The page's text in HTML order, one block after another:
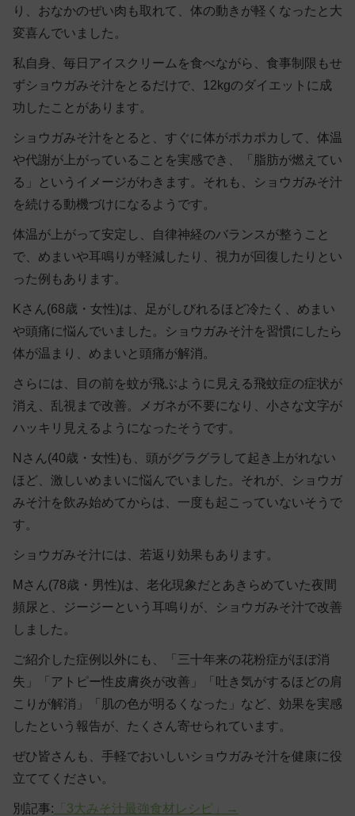
り、おなかのぜい肉も取れて、体の動きが軽くなったと大
変喜んでいました。
私自身、毎日アイスクリームを食べながら、食事制限もせ
ずショウガみそ汁をとるだけで、12kgのダイエットに成
功したことがあります。
ショウガみそ汁をとると、すぐに体がポカポカして、体温
や代謝が上がっていることを実感でき、「脂肪が燃えてい
る」というイメージがわきます。それも、ショウガみそ汁
を続ける動機づけになるようです。
体温が上がって安定し、自律神経のバランスが整うこと
で、めまいや耳鳴りが軽減したり、視力が回復したりとい
った例もあります。
Kさん(68歳・女性)は、足がしびれるほど冷たく、めまい
や頭痛に悩んでいました。ショウガみそ汁を習慣にしたら
体が温まり、めまいと頭痛が解消。
さらには、目の前を蚊が飛ぶように見える飛蚊症の症状が
消え、乱視まで改善。メガネが不要になり、小さな文字が
ハッキリ見えるようになったそうです。
Nさん(40歳・女性)も、頭がグラグラして起き上がれない
ほど、激しいめまいに悩んでいました。それが、ショウガ
みそ汁を飲み始めてからは、一度も起こっていないそうで
す。
ショウガみそ汁には、若返り効果もあります。
Mさん(78歳・男性)は、老化現象だとあきらめていた夜間
頻尿と、ジージーという耳鳴りが、ショウガみそ汁で改善
しました。
ご紹介した症例以外にも、「三十年来の花粉症がほぼ消
失」「アトピー性皮膚炎が改善」「吐き気がするほどの肩
こりが解消」「肌の色が明るくなった」など、効果を実感
したという報告が、たくさん寄せられています。
ぜひ皆さんも、手軽でおいしいショウガみそ汁を健康に役
立ててください。
別記事: 「3大みそ汁最強食材レシピ」→